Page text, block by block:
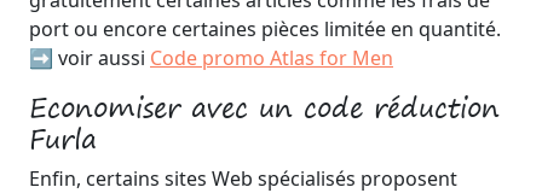
port ou encore certaines pièces limitée en quantité.
➡️ voir aussi Code promo Atlas for Men
Economiser avec un code réduction
Furla
Enfin, certains sites Web spécialisés proposent